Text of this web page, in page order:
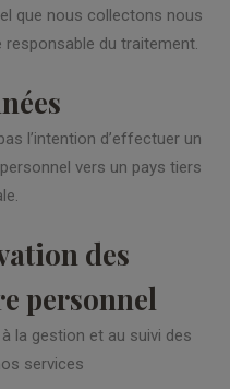
que nous collectons nous
du traitement.
l’intention d’effectuer un
vers un pays tiers
des
personnel
la gestion et au suivi des
services